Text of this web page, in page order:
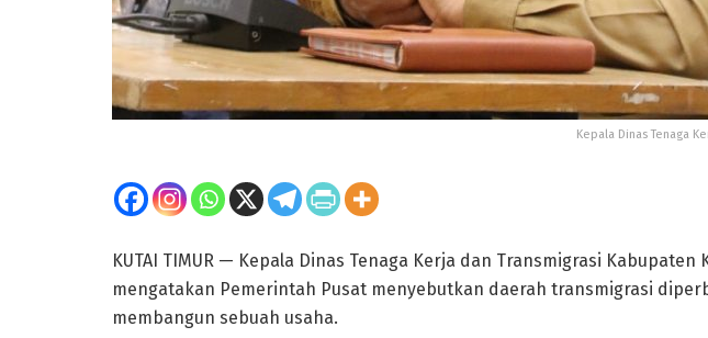
Kepala Dinas Tenaga
KUTAI TIMUR — Kepala Dinas Tenaga Kerja dan Transmigrasi
mengatakan Pemerintah Pusat menyebutkan daerah transmigrasi
membangun sebuah usaha.